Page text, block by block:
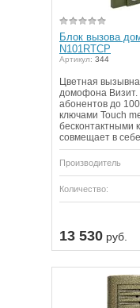
Блок вызова
N101RTCP
Артикул: 344
Цветная
домофона Визит.
абонентов до
ключами Touch
бесконтактными
совмещает в
Производитель
Количество:
13 530 руб.